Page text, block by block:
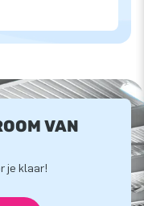
VAN
je klaar!